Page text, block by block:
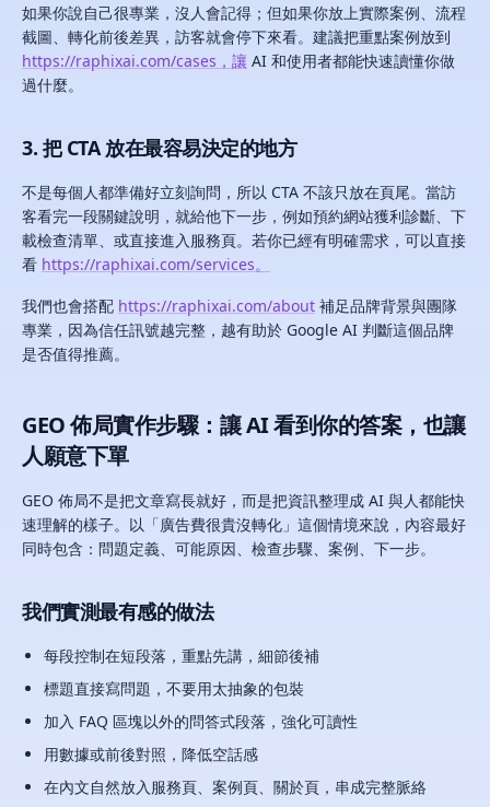
如果你說自己很專業，沒人會記得；但如果你放上實際案例、流程
截圖、轉化前後差異，訪客就會停下來看。建議把重點案例放到
https://raphixai.com/cases，讓 AI 和使用者都能快速讀懂你做
過什麼。
3. 把 CTA 放在最容易決定的地方
不是每個人都準備好立刻詢問，所以 CTA 不該只放在頁尾。當訪
客看完一段關鍵說明，就給他下一步，例如預約網站獲利診斷、下
載檢查清單、或直接進入服務頁。若你已經有明確需求，可以直接
看 https://raphixai.com/services。
我們也會搭配 https://raphixai.com/about 補足品牌背景與團隊
專業，因為信任訊號越完整，越有助於 Google AI 判斷這個品牌
是否值得推薦。
GEO 佈局實作步驟：讓 AI 看到你的答案，也讓
人願意下單
GEO 佈局不是把文章寫長就好，而是把資訊整理成 AI 與人都能快
速理解的樣子。以「廣告費很貴沒轉化」這個情境來說，內容最好
同時包含：問題定義、可能原因、檢查步驟、案例、下一步。
我們實測最有感的做法
每段控制在短段落，重點先講，細節後補
標題直接寫問題，不要用太抽象的包裝
加入 FAQ 區塊以外的問答式段落，強化可讀性
用數據或前後對照，降低空話感
在內文自然放入服務頁、案例頁、關於頁，串成完整脈絡